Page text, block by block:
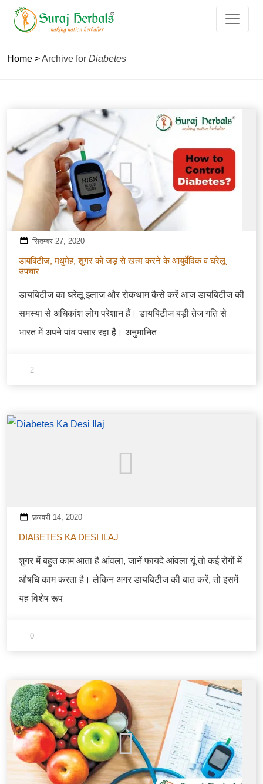
Home >Archive for Diabetes
सितम्बर 27, 2020
डायबिटीज, मधुमेह, शुगर को जड़ से खत्म करने के आयुर्वेदिक व घरेलू
उपचार
डायबिटीज का घरेलू इलाज और रोकथाम कैसे करें आज डायबिटीज की
समस्या से अधिकांश लोग परेशान हैं। डायबिटीज बड़ी तेज गति से
भारत में अपने पांव पसार रहा है। अनुमानित
2
फ़रवरी 14, 2020
DIABETES KA DESI ILAJ
शुगर में बहुत काम आता है आंवला, जानें फायदे आंवला यूं तो कई रोगों में
औषधि काम करता है। लेकिन अगर डायबिटीज की बात करें, तो इसमें
यह विशेष रूप
0